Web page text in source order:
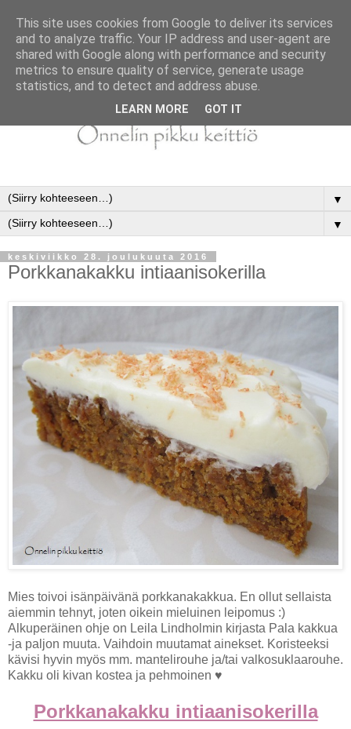
▼
▼
keskiviikko 28. joulukuuta 2016
Porkkanakakku intiaanisokerilla
Mies toivoi isänpäivänä porkkanakakkua. En ollut sellaista
aiemmin tehnyt, joten oikein mieluinen leipomus :)
Alkuperäinen ohje on Leila Lindholmin kirjasta Pala kakkua
-ja paljon muuta. Vaihdoin muutamat ainekset. Koristeeksi
kävisi hyvin myös mm. mantelirouhe ja/tai valkosuklaarouhe.
Kakku oli kivan kostea ja pehmoinen ♥
Porkkanakakku intiaanisokerilla
This site uses cookies from Google to deliver its services
and to analyze traffic. Your IP address and user-agent are
shared with Google along with performance and security
metrics to ensure quality of service, generate usage
statistics, and to detect and address abuse.
LEARN MORE GOT IT